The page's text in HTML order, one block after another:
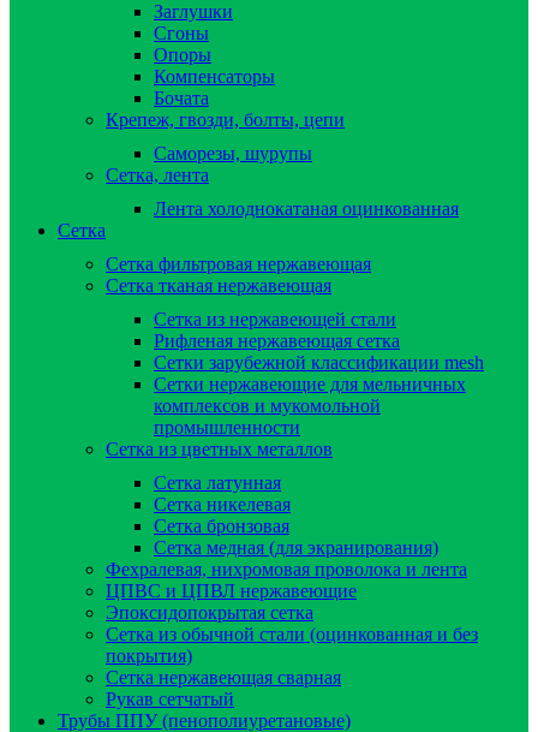
Заглушки
Сгоны
Опоры
Компенсаторы
Бочата
Крепеж, гвозди, болты, цепи
Саморезы, шурупы
Сетка, лента
Лента холоднокатаная оцинкованная
Сетка
Сетка фильтровая нержавеющая
Сетка тканая нержавеющая
Сетка из нержавеющей стали
Рифленая нержавеющая сетка
Сетки зарубежной классификации mesh
Сетки нержавеющие для мельничных
комплексов и мукомольной
промышленности
Сетка из цветных металлов
Сетка латунная
Сетка никелевая
Сетка бронзовая
Сетка медная (для экранирования)
Фехралевая, нихромовая проволока и лента
ЦПВС и ЦПВЛ нержавеющие
Эпоксидопокрытая сетка
Сетка из обычной стали (оцинкованная и без
покрытия)
Сетка нержавеющая сварная
Рукав сетчатый
Трубы ППУ (пенополиуретановые)